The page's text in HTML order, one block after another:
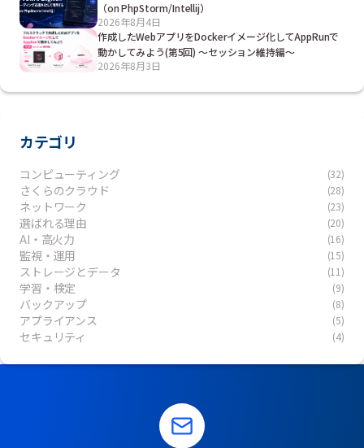
（on PhpStorm/Intellij）
2026年8月4日
作成したWebアプリをDockerイメージ化してAppRunで
動かしてみよう(第5回) ～セッション維持編～
2026年8月3日
カテゴリ
コンピューティング (32)
さくらのクラウド (28)
ネットワーク (23)
選ばれる理由 (20)
AI・高火力 (16)
監視・運用 (15)
ストレージとデータ (11)
学習・検定 (9)
バックアップ (8)
アプライアンス (5)
セキュリティ (4)